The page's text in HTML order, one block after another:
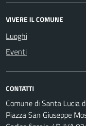
VIVERE IL COMUNE
Luoghi
Eventi
CONTATTI
Comune di Santa Lucia
Piazza San Giuseppe